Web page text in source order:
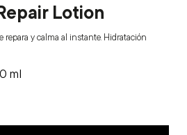
Lotion
y calma al instante. Hidratación
ml